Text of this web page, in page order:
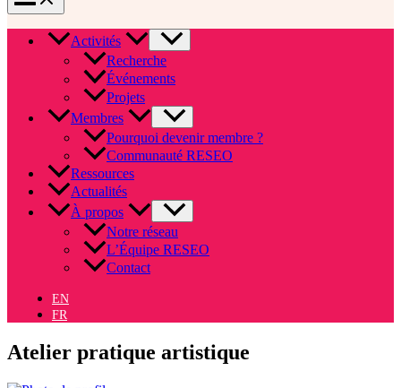
Activités
Recherche
Événements
Projets
Membres
Pourquoi devenir membre ?
Communauté RESEO
Ressources
Actualités
À propos
Notre réseau
L’Équipe RESEO
Contact
EN
FR
Atelier pratique artistique